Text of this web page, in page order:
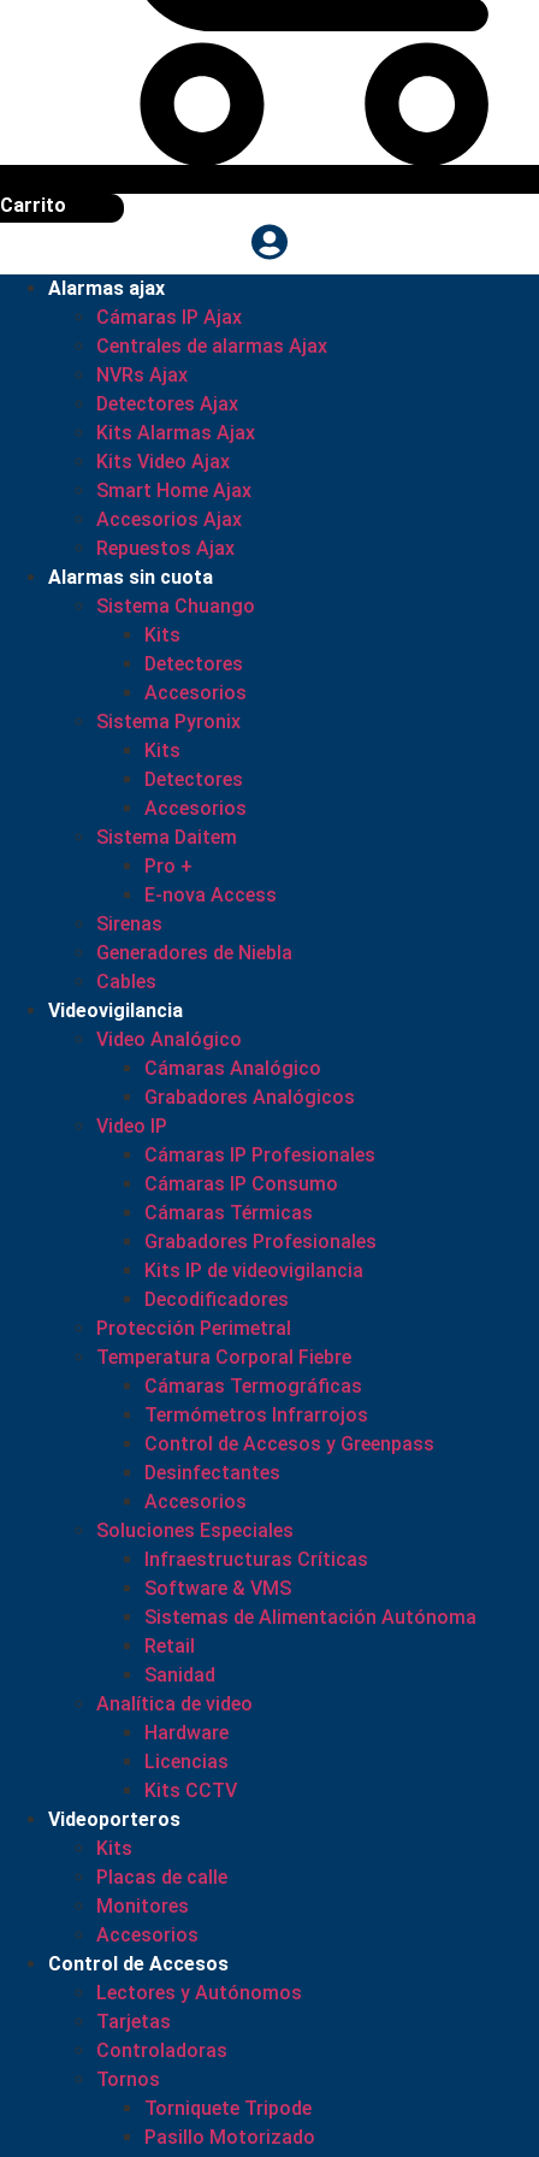
Carrito
Alarmas ajax
Cámaras IP Ajax
Centrales de alarmas Ajax
NVRs Ajax
Detectores Ajax
Kits Alarmas Ajax
Kits Video Ajax
Smart Home Ajax
Accesorios Ajax
Repuestos Ajax
Alarmas sin cuota
Sistema Chuango
Kits
Detectores
Accesorios
Sistema Pyronix
Kits
Detectores
Accesorios
Sistema Daitem
Pro +
E-nova Access
Sirenas
Generadores de Niebla
Cables
Videovigilancia
Video Analógico
Cámaras Analógico
Grabadores Analógicos
Video IP
Cámaras IP Profesionales
Cámaras IP Consumo
Cámaras Térmicas
Grabadores Profesionales
Kits IP de videovigilancia
Decodificadores
Protección Perimetral
Temperatura Corporal Fiebre
Cámaras Termográficas
Termómetros Infrarrojos
Control de Accesos y Greenpass
Desinfectantes
Accesorios
Soluciones Especiales
Infraestructuras Críticas
Software & VMS
Sistemas de Alimentación Autónoma
Retail
Sanidad
Analítica de video
Hardware
Licencias
Kits CCTV
Videoporteros
Kits
Placas de calle
Monitores
Accesorios
Control de Accesos
Lectores y Autónomos
Tarjetas
Controladoras
Tornos
Torniquete Tripode
Pasillo Motorizado